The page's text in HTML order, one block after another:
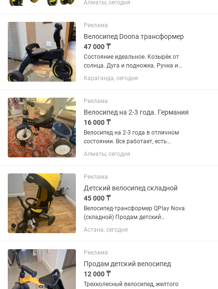
активных родителей и детей от 1 до 4
Сначала используете как...
Алматы, сегодня
Реклама
Велосипед Doona трансформер
47 000 ₸
Состояние идеальное. Козырёк от
солнца. Дуга и подножка. Ручка и
рюкзачок. Коробка, документы все
имеется. Велосипед удобный и
Караганда, сегодня
Реклама
Велосипед на 2-3 года. Германия
16 000 ₸
Велосипед на 2-3 года в отличном
состоянии. Все работает, есть
родительская ручка и сумочка для
мелочей. Страна производства
Алматы, сегодня
Реклама
Детский велосипед складной
45 000 ₸
Велосипед-трансформер QPlay Nova
(складной) Продам детский
трехколесный велосипед QPlay Nova в
отличном состоянии. ✔️ Легко
места. ✔️ Родительская ручка...
Астана, сегодня
Реклама
Продам детский велосипед
12 000 ₸
Трехколесный велосипед, желтого